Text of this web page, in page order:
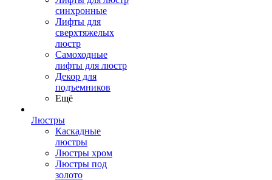
синхронные
Лифты для
сверхтяжелых
люстр
Самоходные
лифты для люстр
Декор для
подъемников
Ещё
Люстры
Каскадные
люстры
Люстры хром
Люстры под
золото